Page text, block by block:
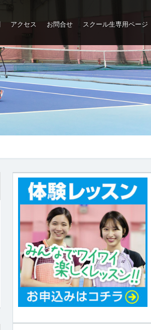
アクセス お問合せ スクール生専用ページ